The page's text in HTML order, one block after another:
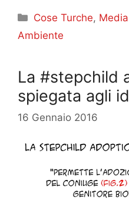
Categorie
Cose Turche,
Ambiente
La #stepchild
spiegata agli
16 Gennaio 2016